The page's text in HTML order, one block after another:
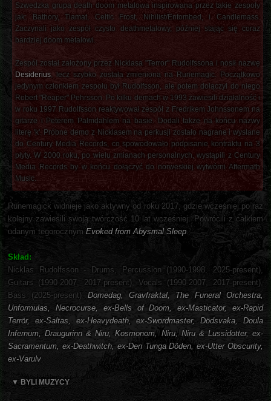
Szwedzka grupa death doom metalowa inspirowana przez takie zespoły
jak: Bathory, Tiamat, Celtic Frost, Nihilist/Entombed, i Candlemass.
Zaczynali jako zespół czysto deathmetalowy, później stając się coraz
bardziej doom metalowi.
Zespół został założony przez Nicklasa "Terror" Rudolfssona i nosił nazwę
Desiderius , lecz szybko została zmieniona na Runemagic. Początkowo
jedynym członkiem zespołu był Rudolfsson, ale potem dołączył do niego
Robert "Reaper" Pehrsson. Po kilku demach w 1993 zawiesili działalność i
w roku 1997 Rudolfsson reaktywował zespół z Fredrikem Johnssonem na
gitarze i Peterem Palmdahlem na basie. Dodali także na końcu nazwy
literę 'k'. Próbne demo z Nicklasem na perkusji zostało nagrane i wysłane
do Century Media Records, co spowodowało podpisanie kontraktu na 3
płyty. W 2000 roku, po wielu zmianach personalnych, wystąpili z Century
Media Records by w końcu dołączyć do norweskiej wytwórni Aftermath
Music.
Runemagick widnieje jako aktywny od roku 2017, gdzie wcześniej po raz
kolejny zawiesili swoją twórczość 10 lat wcześniej. Powrócili z całkiem
udanym tegorocznym Evoked from Abysmal Sleep
Skład:
Nicklas Rudolfsson - Drums, Percussion (1990-1998, 2025-present),
Guitars (1990-2007, 2017-present), Vocals (1990-2007, 2017-present),
Bass (2025-present) Domedag, Gravfraktal, The Funeral Orchestra,
Unformulas, Necrocurse, ex-Bells of Doom, ex-Masticator, ex-Rapid
Terrör, ex-Saltas, ex-Heavydeath, ex-Swordmaster, Dödsvaka, Doula
Infernum, Draugurinn & Niru, Kosmonom, Niru, Niru & Lussidotter, ex-
Sacramentum, ex-Deathwitch, ex-Den Tunga Döden, ex-Utter Obscurity,
ex-Varulv
▼ BYLI MUZYCY